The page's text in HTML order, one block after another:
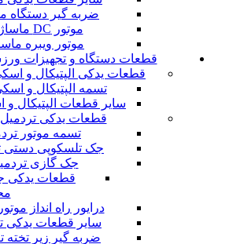
ضربه گیر دستگاه
موتور DC ماساژور
موتور ویبره
قطعات دستگاه و تجهیزات
قطعات یدکی الپتیکال و
تسمه الپتیکال و
سایر قطعات الپتیکال
قطعات یدکی تردمیل
تسمه موتور
جک تلسکوپی دستی
جک گازی
قطعات یدکی
درایور راه انداز
سایر قطعات یدکی
ضربه گیر زیر تخته